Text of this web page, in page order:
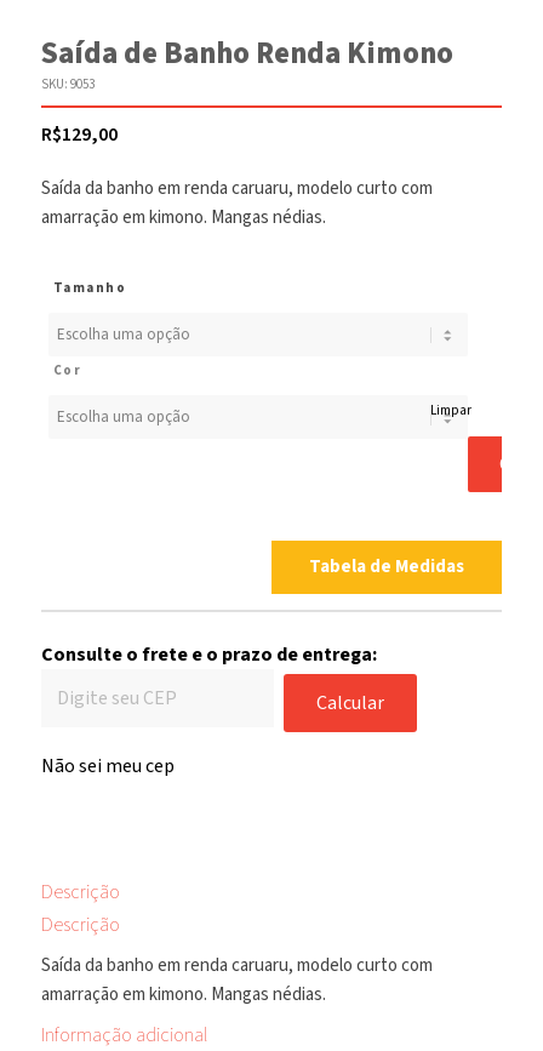
Saída de Banho Renda Kimono
SKU: 9053
R$129,00
Saída da banho em renda caruaru, modelo curto com
amarração em kimono. Mangas nédias.
Tamanho
Cor
Limpar
Tabela de Medidas
Consulte o frete e o prazo de entrega:
Calcular
Não sei meu cep
Descrição
Descrição
Saída da banho em renda caruaru, modelo curto com
amarração em kimono. Mangas nédias.
Informação adicional